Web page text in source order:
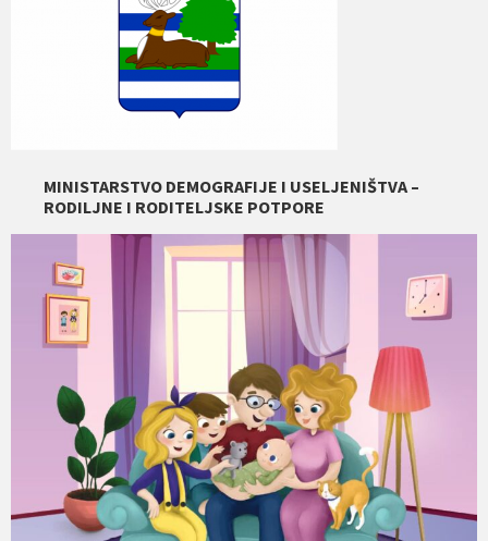
MINISTARSTVO DEMOGRAFIJE I USELJENIŠTVA –
RODILJNE I RODITELJSKE POTPORE